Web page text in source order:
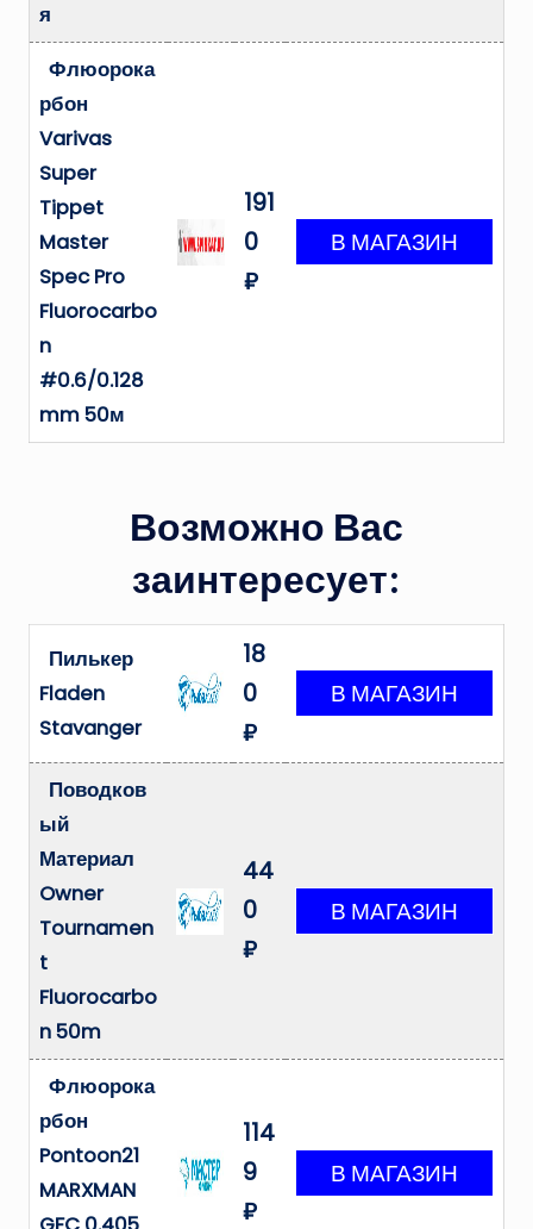
я
Флюорока
рбон
Varivas
Super
Tippet
Master
Spec Pro
Fluorocarbo
n
#0.6/0.128
mm 50м
191
0
₽
Возможно Вас
заинтересует:
Пилькер
Fladen
Stavanger
18
0
₽
Поводков
ый
Материал
Owner
Tournamen
t
Fluorocarbo
n 50m
44
0
₽
Флюорока
рбон
Pontoon21
MARXMAN
114
9
₽